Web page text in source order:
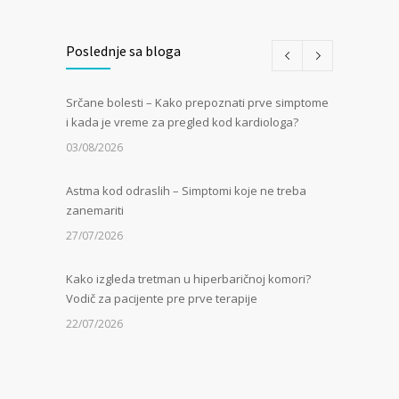
Poslednje sa bloga
Srčane bolesti – Kako prepoznati prve simptome
i kada je vreme za pregled kod kardiologa?
03/08/2026
Astma kod odraslih – Simptomi koje ne treba
zanemariti
27/07/2026
Kako izgleda tretman u hiperbaričnoj komori?
Vodič za pacijente pre prve terapije
22/07/2026